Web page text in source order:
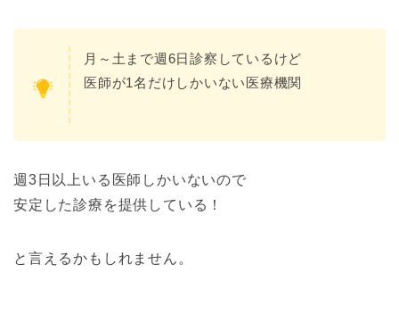
月～土まで週6日診察しているけど
医師が1名だけしかいない医療機関
週3日以上いる医師しかいないので
安定した診療を提供している！
と言えるかもしれません。